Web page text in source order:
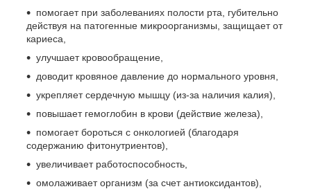
помогает при заболеваниях полости рта, губительно
действуя на патогенные микроорганизмы, защищает от
кариеса,
улучшает кровообращение,
доводит кровяное давление до нормального уровня,
укрепляет сердечную мышцу (из-за наличия калия),
повышает гемоглобин в крови (действие железа),
помогает бороться с онкологией (благодаря
содержанию фитонутриентов),
увеличивает работоспособность,
омолаживает организм (за счет антиоксидантов),